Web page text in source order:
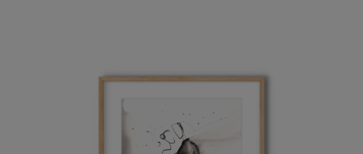
do koszyka